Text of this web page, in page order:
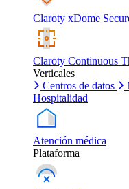
Claroty xDome
Claroty Continuous
Verticales
Centros de datos
Hospitalidad
Atención médica
Plataforma